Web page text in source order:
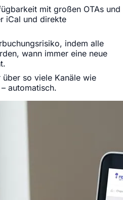
mit großen OTAs und
iCal und direkte
indem alle
wann immer eine neue
so viele Kanäle wie
automatisch.